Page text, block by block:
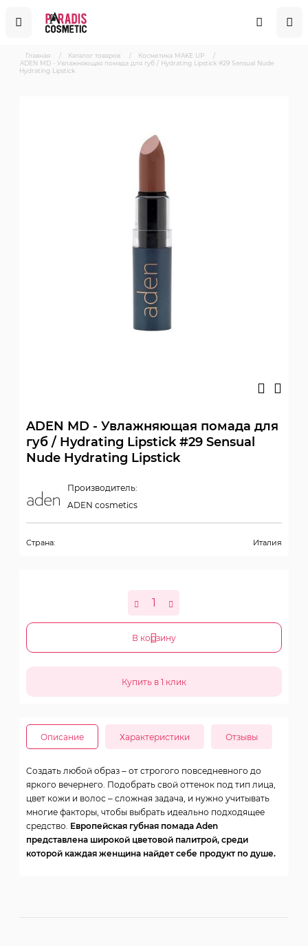
Главная / Каталог товаров / Косметика MAKE UP
/
ADEN MD - Увлажняющая помада для губ / Hydrating Lipstick #29 Sensual Nude
Hydrating Lipstick
ADEN MD - Увлажняющая помада для
губ / Hydrating Lipstick #29 Sensual
Nude Hydrating Lipstick
Производитель:
ADEN cosmetics
Страна: Италия
В корзину
Описание Характеристики Отзывы
Cоздать любой образ – от строгого повседневного до
яркого вечернего. Подобрать свой оттенок под тип лица,
цвет кожи и волос – сложная задача, и нужно учитывать
многие факторы, чтобы выбрать идеально подходящее
средство. Европейская губная помада Aden
представлена широкой цветовой палитрой, среди
которой каждая женщина найдет себе продукт по душе.